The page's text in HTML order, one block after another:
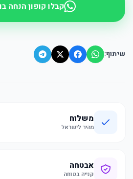
קבלו קופון הנחה
שיתוף:
משלוח
מהיר לישראל
אבטחה
קנייה בטוחה